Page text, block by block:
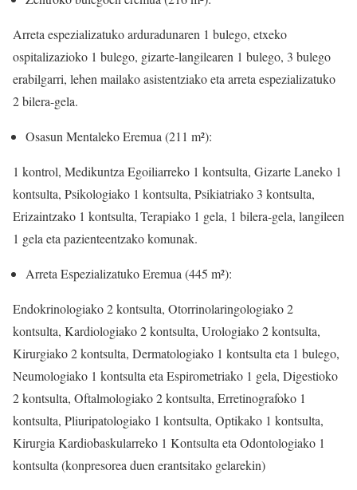
Arreta espezializatuko arduradunaren 1 bulego, etxeko
ospitalizazioko 1 bulego, gizarte-langilearen 1 bulego, 3 bulego
erabilgarri, lehen mailako asistentziako eta arreta espezializatuko
2 bilera-gela.
Osasun Mentaleko Eremua (211 m²):
1 kontrol, Medikuntza Egoiliarreko 1 kontsulta, Gizarte Laneko 1
kontsulta, Psikologiako 1 kontsulta, Psikiatriako 3 kontsulta,
Erizaintzako 1 kontsulta, Terapiako 1 gela, 1 bilera-gela, langileen
1 gela eta pazienteentzako komunak.
Arreta Espezializatuko Eremua (445 m²):
Endokrinologiako 2 kontsulta, Otorrinolaringologiako 2
kontsulta, Kardiologiako 2 kontsulta, Urologiako 2 kontsulta,
Kirurgiako 2 kontsulta, Dermatologiako 1 kontsulta eta 1 bulego,
Neumologiako 1 kontsulta eta Espirometriako 1 gela, Digestioko
2 kontsulta, Oftalmologiako 2 kontsulta, Erretinografoko 1
kontsulta, Pliuripatologiako 1 kontsulta, Optikako 1 kontsulta,
Kirurgia Kardiobaskularreko 1 Kontsulta eta Odontologiako 1
kontsulta (konpresorea duen erantsitako gelarekin)